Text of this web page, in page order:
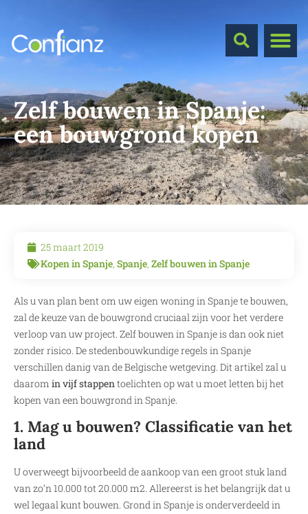
Zelf bouwen in Spanje:
een bouwgrond kopen
25 maart 2019
Kopen in Spanje, Spanje, Zelf bouwen in Spanje
Als u van plan bent om uw eigen woning in Spanje te bouwen,
zal de keuze van de bouwgrond cruciaal zijn voor het verdere
verloop van uw project. Zelf bouwen in Spanje is dan ook niet
zonder risico. De stedenbouwkundige regels in Spanje
verschillen danig van de Belgische wetgeving. Dit artikel zal u
daarom in vijf stappentoelichten op wat u moet letten bij het
kopen van een bouwgrond in Spanje.
1. Mag u bouwen? Classificatie van het
land
U overweegt bijvoorbeeld de aankoop van een groot stuk land
van zo’n 10.000 tot 20.000 m2. Allereerst is het belangrijk dat u
wel legaal kunt bouwen. Grond in Spanje is onderverdeeld in